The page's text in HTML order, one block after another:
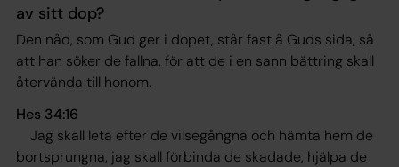
av sitt dop?
Den nåd, som Gud ger i dopet, står fast å Guds sida, så
att han söker de fallna, för att de i en sann bättring skall
återvända till honom.
Hes 34:16
Jag skall leta efter de vilsegångna och hämta hem de
bortsprungna, jag skall förbinda de skadade, hjälpa de